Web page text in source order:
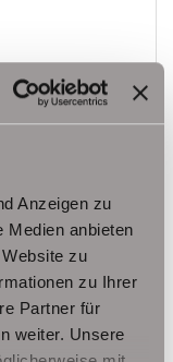
Anzeigen zu
Medien anbieten
zu
zu Ihrer
Partner für
weiter. Unsere